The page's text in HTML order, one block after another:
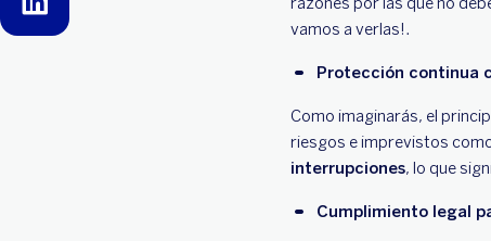
vamos a verlas!.
Protección continua
Como imaginarás, el
riesgos e imprevistos
interrupciones, lo que
Cumplimiento legal